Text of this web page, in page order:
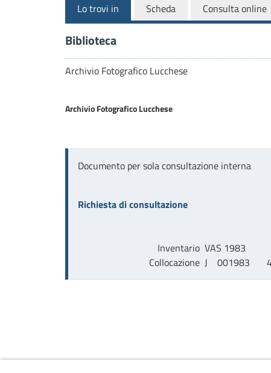
Lo trovi in Scheda Consulta online
Biblioteca
Archivio Fotografico Lucchese
Archivio Fotografico Lucchese
Documento per sola consultazione interna
Richiesta di consultazione
Inventario VAS 1983
Collocazione J    001983